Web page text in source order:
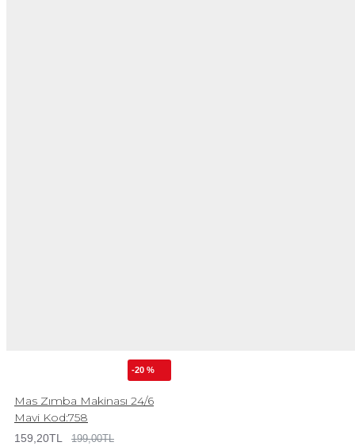
-20 %
Mas Zımba Makinası 24/6
Mavi Kod:758
159,20TL 199,00TL